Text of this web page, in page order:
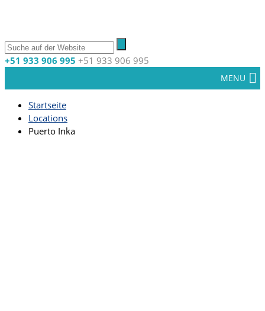
+51 933 906 995 +51 933 906 995
MENU
Startseite
Locations
Puerto Inka